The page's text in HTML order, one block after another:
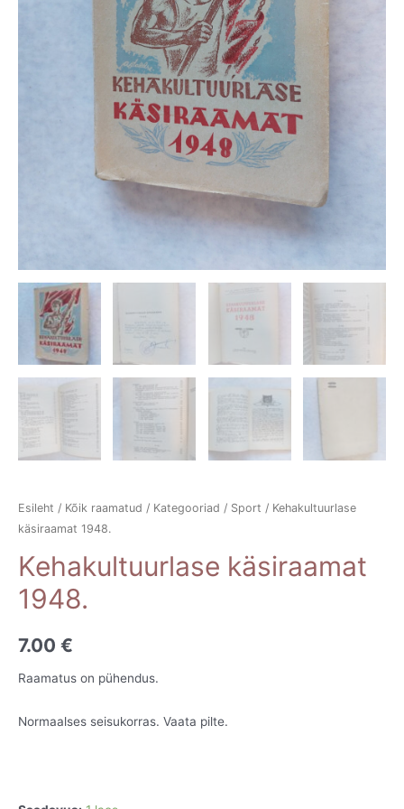
Esileht / Kõik raamatud / Kategooriad / Sport / Kehakultuurlase
käsiraamat 1948.
Kehakultuurlase käsiraamat
1948.
7.00 €
Raamatus on pühendus.
Normaalses seisukorras. Vaata pilte.